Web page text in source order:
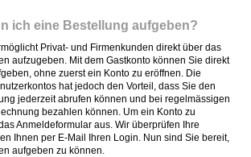
ich eine Bestellung aufgeben?
Privat- und Firmenkunden direkt über das
aufzugeben. Mit dem Gastkonto können Sie direkt
ohne zuerst ein Konto zu eröffnen. Die
hat jedoch den Vorteil, dass Sie den
jederzeit abrufen können und bei regelmässigen
bezahlen können. Um ein Konto zu
Anmeldeformular aus. Wir überprüfen Ihre
Ihnen per E-Mail Ihren Login. Nun sind Sie bereit,
aufgeben zu können.